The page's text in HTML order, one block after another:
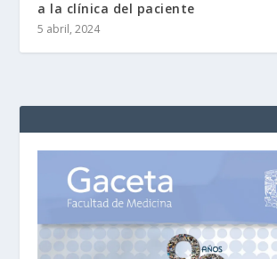
a la clínica del paciente
5 abril, 2024